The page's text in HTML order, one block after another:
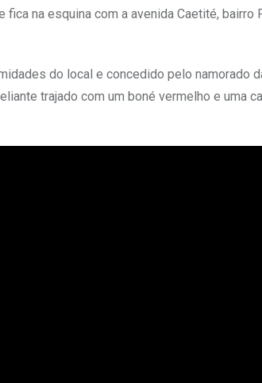
fica na esquina com a avenida Caetité, bairro
do local e concedido pelo namorado
trajado com um boné vermelho e uma